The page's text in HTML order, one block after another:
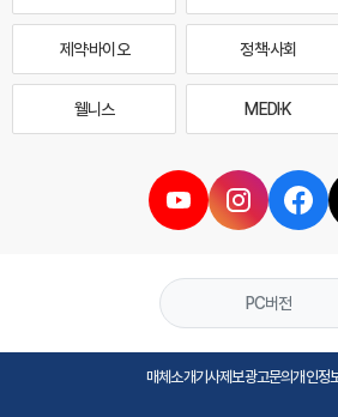
제약·바이오 정책·사회
웰니스 MEDI·K
PC버전
매체소개기사제보광고문의개인정